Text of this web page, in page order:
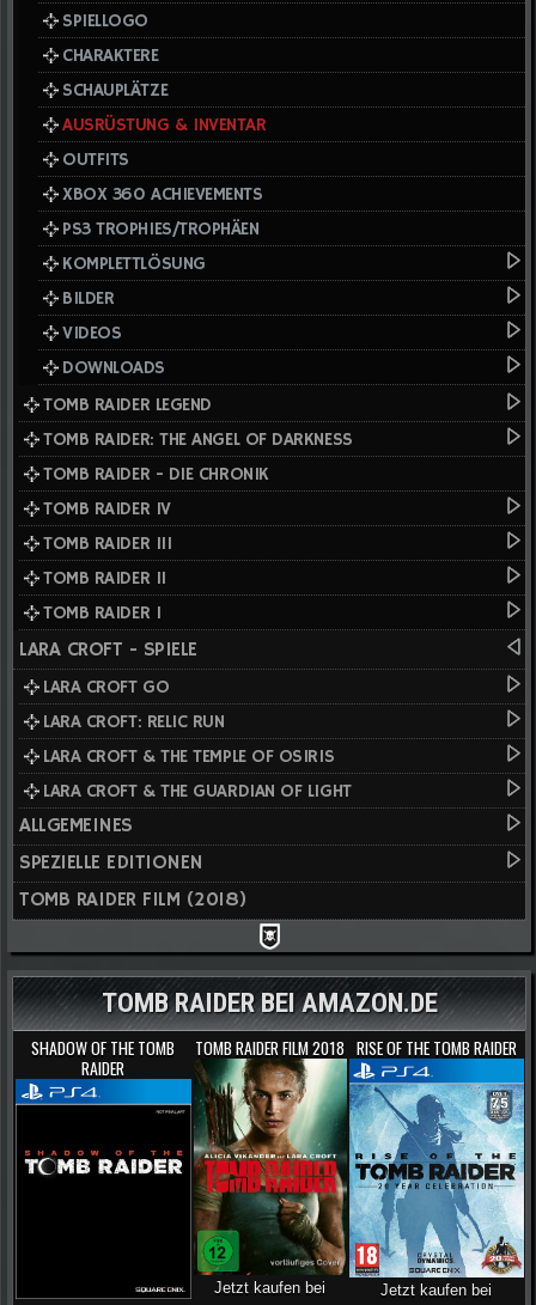
SPIELLOGO
CHARAKTERE
SCHAUPLÄTZE
AUSRÜSTUNG & INVENTAR
OUTFITS
XBOX 360 ACHIEVEMENTS
PS3 TROPHIES/TROPHÄEN
KOMPLETTLÖSUNG
BILDER
VIDEOS
DOWNLOADS
TOMB RAIDER LEGEND
TOMB RAIDER: THE ANGEL OF DARKNESS
TOMB RAIDER - DIE CHRONIK
TOMB RAIDER IV
TOMB RAIDER III
TOMB RAIDER II
TOMB RAIDER I
LARA CROFT - SPIELE
LARA CROFT GO
LARA CROFT: RELIC RUN
LARA CROFT & THE TEMPLE OF OSIRIS
LARA CROFT & THE GUARDIAN OF LIGHT
ALLGEMEINES
SPEZIELLE EDITIONEN
TOMB RAIDER FILM (2018)
TOMB RAIDER BEI AMAZON.DE
SHADOW OF THE TOMB
RAIDER
TOMB RAIDER FILM 2018
Jetzt kaufen bei
RISE OF THE TOMB RAIDER
Jetzt kaufen bei